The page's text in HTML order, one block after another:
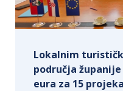
Lokalnim
područja
eura za 15